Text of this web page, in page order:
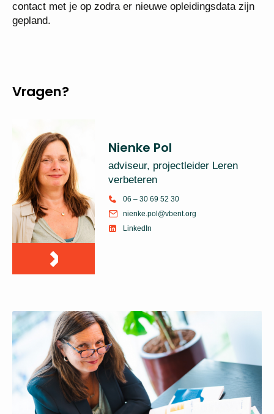
contact met je op zodra er nieuwe opleidingsdata zijn
gepland.
Vragen?
Nienke Pol
adviseur, projectleider Leren
verbeteren
06 – 30 69 52 30
nienke.pol@vbent.org
LinkedIn